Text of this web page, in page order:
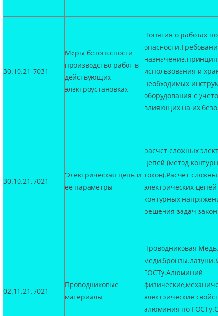
30.10.21 7031
Меры безопасности
производство работ в
действующих
электроустановках
Понятия о работах
использования и
необходимых
оборудования с
влияющих на их
30.10.21.7021
‘Электрическая цепь и
ее параметры
расчет сложных
цепей (метод
токов).Расчет
электрических
контурных
решения задач
02.11.21.7021
Проводниковые
материалы
Проводниковая
ГОСТу.Алюминий
электрические
алюминия по